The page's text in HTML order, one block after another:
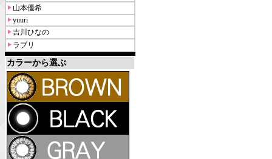
山本優希
yuuri
吉川ひなの
ラブリ
カラーから選ぶ